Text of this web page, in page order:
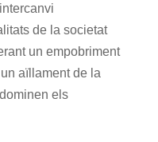
de la societat
un empobriment
aïllament de la
els